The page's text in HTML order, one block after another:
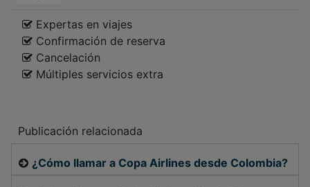
Expertas en viajes
Confirmación de reserva
Cancelación
Múltiples servicios extra
Publicación relacionada
¿Cómo llamar a Copa Airlines desde Colombia?